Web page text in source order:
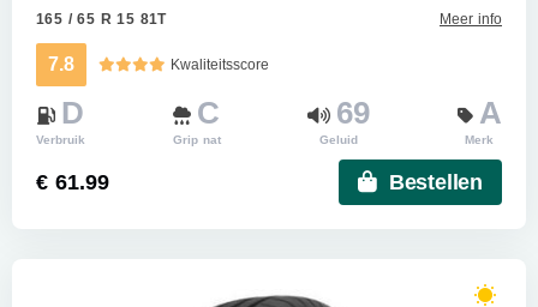
165 / 65 R 15 81T Meer info
7.8 Kwaliteitsscore
D
Verbruik
C
Grip nat
69
Geluid
A
Merk
€ 61.99 Bestellen